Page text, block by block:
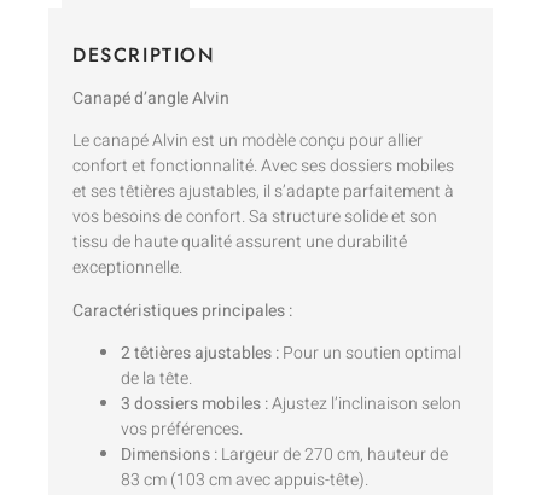
DESCRIPTION
Canapé d’angle Alvin
Le canapé Alvin est un modèle conçu pour allier
confort et fonctionnalité. Avec ses dossiers mobiles
et ses têtières ajustables, il s’adapte parfaitement à
vos besoins de confort. Sa structure solide et son
tissu de haute qualité assurent une durabilité
exceptionnelle.
Caractéristiques principales :
2 têtières ajustables :Pour un soutien optimal
de la tête.
3 dossiers mobiles :Ajustez l’inclinaison selon
vos préférences.
Dimensions :Largeur de 270 cm, hauteur de
83 cm (103 cm avec appuis-tête).